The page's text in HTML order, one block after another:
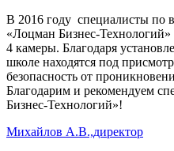
В 2016 году специалисты по
«Лоцман Бизнес-
4 камеры. Благодаря
школе находятся под
безопасность от
Благодарим и рекомендуем
Бизнес-Технологий»!
Михайлов А.В.,директор